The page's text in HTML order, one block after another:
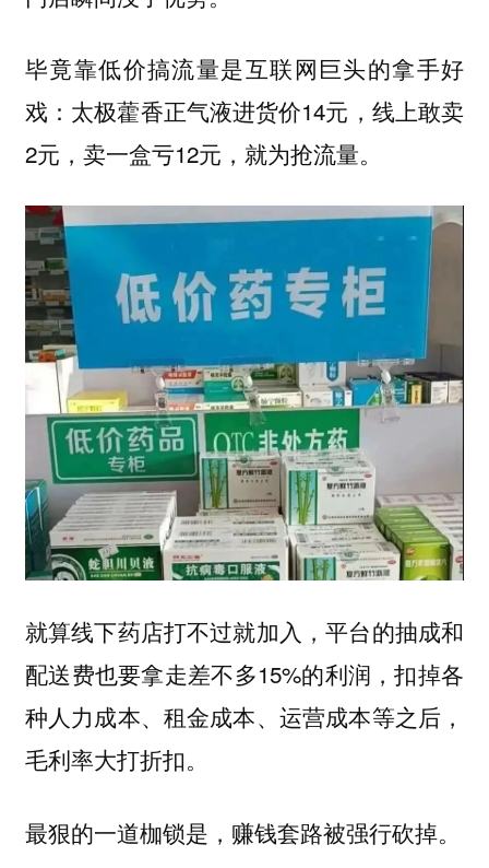
毕竟靠低价搞流量是互联网巨头的拿手好
戏：太极藿香正气液进货价14元，线上敢卖
2元，卖一盒亏12元，就为抢流量。
就算线下药店打不过就加入，平台的抽成和
配送费也要拿走差不多15%的利润，扣掉各
种人力成本、租金成本、运营成本等之后，
毛利率大打折扣。
最狠的一道枷锁是，赚钱套路被强行砍掉。